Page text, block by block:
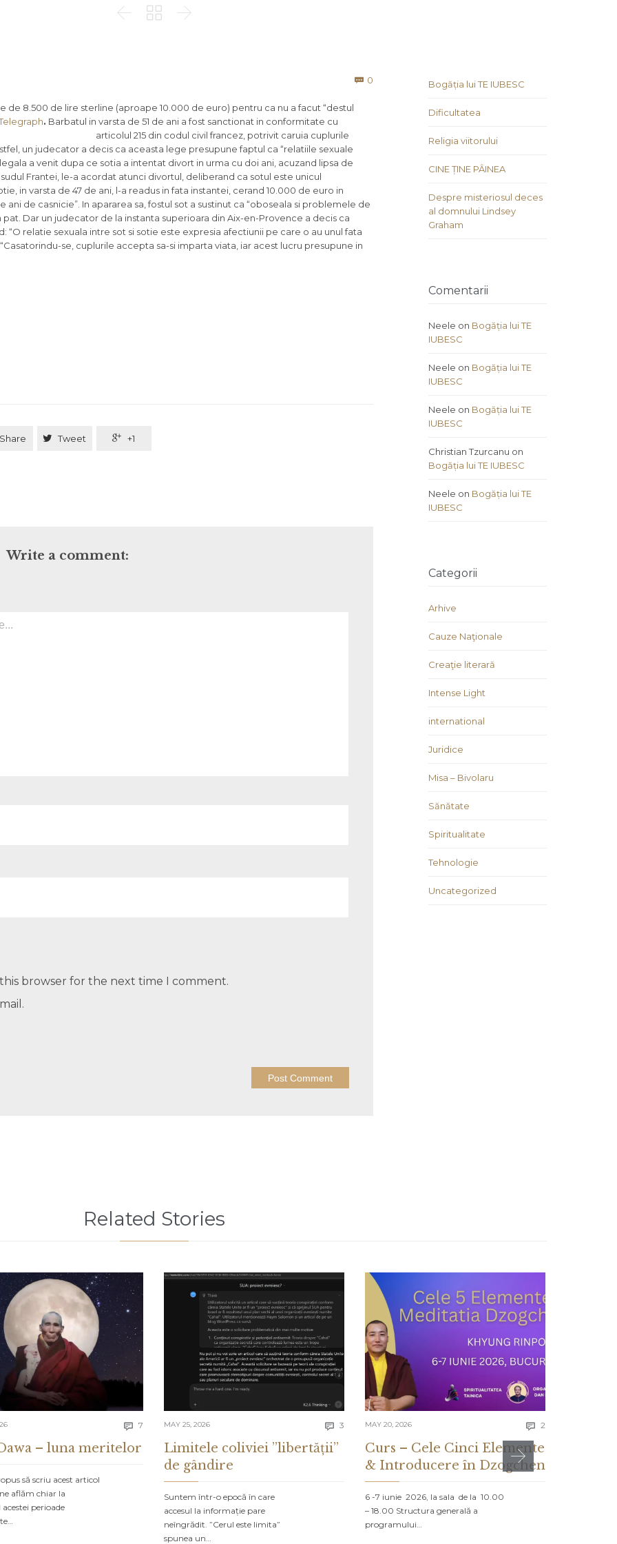
  
 0
de 8.500 de lire sterline (aproape 10.000 de euro) pentru ca nu a facut “destul
. Barbatul in varsta de 51 de ani a fost sanctionat in conformitate cu
articolul 215 din codul civil francez, potrivit caruia cuplurile
un judecator a decis ca aceasta lege presupune faptul ca “relatiile sexuale
a venit dupa ce sotia a intentat divort in urma cu doi ani, acuzand lipsa de
Frantei, le-a acordat atunci divortul, deliberand ca sotul este unicul
in varsta de 47 de ani, l-a readus in fata instantei, cerand 10.000 de euro in
de casnicie”. In apararea sa, fostul sot a sustinut ca “oboseala si problemele de
Dar un judecator de la instanta superioara din Aix-en-Provence a decis ca
relatie sexuala intre sot si sotie este expresia afectiunii pe care o au unul fata
se, cuplurile accepta sa-si imparta viata, iar acest lucru presupune in
Share  Tweet  +1
Write a comment:
browser for the next time I comment.
Bogăția lui TE IUBESC
Dificultatea
Religia viitorului
CINE ȚINE PÂINEA
Despre misteriosul deces
al domnului Lindsey
Graham
Comentarii
Neele on Bogăția lui TE
IUBESC
Neele on Bogăția lui TE
IUBESC
Neele on Bogăția lui TE
IUBESC
Christian Tzurcanu on
Bogăția lui TE IUBESC
Neele on Bogăția lui TE
IUBESC
Categorii
Arhive
Cauze Naţionale
Creaţie literară
Intense Light
international
Juridice
Misa – Bivolaru
Sănătate
Spiritualitate
Tehnologie
Uncategorized
Related Stories
 7 Comments
– luna meritelor
să scriu acest articol
aflăm chiar la
perioade
MAY 25, 2026  3 Comments
Limitele coliviei ”libertății”
de gândire
Suntem într-o epocă în care
accesul la informație pare
neîngrădit. ”Cerul este limita”
spunea un…
MAY 20, 2026  2
Curs – Cele Cinci Elemente
& Introducere în Dzogchen
6 -7 iunie 2026, la sala de la 10.00
– 18.00 Structura generală a
programului…